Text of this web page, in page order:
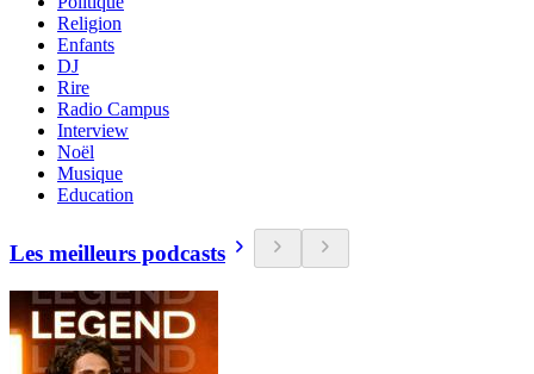
Religion
Enfants
DJ
Rire
Radio Campus
Interview
Noël
Musique
Education
Les meilleurs podcasts